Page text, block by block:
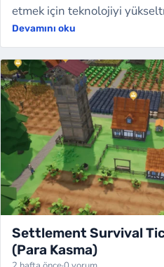
etmek için teknolojiyi
teknolojik gelişme birçok
Devamını oku
Settlement Survival
(Para Kasma)